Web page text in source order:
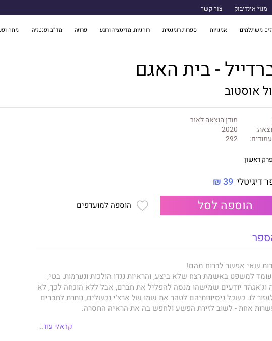
מנוי אינדיבוק צור קשר
משתלמים אמנויות ספרות רומנטית רוחניות, מדיטציה ורוגע פרוזה מד"ב ופנטזיה מתח
- בית האגם
אוסטוב
מודן הוצאה לאור
2020
292
פרק ראשון
דיגיטלי 39 ₪
הוספה לסל הוספה למועדפים
ארצ‭'‬י‭ ‬עומד‭ ‬למשפט‭ ‬באשמת‭ ‬רצח‭ ‬שלא‭ ‬ביצע, ‬והראיות‭ ‬נגדו‭ ‬הולכות‭ ‬ונערמות. ‬בטי,
קרא/י עוד..